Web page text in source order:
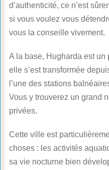
d’authenticité, ce n’est
si vous voulez vous
vous la conseille vivement.
A la base, Hugharda est
elle s’est transformée
l’une des stations
Vous y trouverez un grand
privées.
Cette ville est
choses : les activités
sa vie nocturne bien